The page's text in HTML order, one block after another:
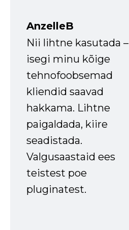
AnzelleB
Nii lihtne kasutada –
isegi minu kõige
tehnofoobsemad
kliendid saavad
hakkama. Lihtne
paigaldada, kiire
seadistada.
Valgusaastaid ees
teistest poe
pluginatest.